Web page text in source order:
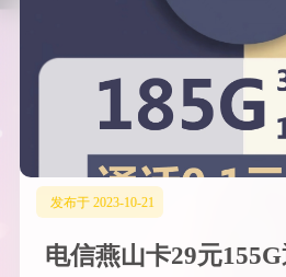
发布于 2023-10-21
电信燕山卡29元